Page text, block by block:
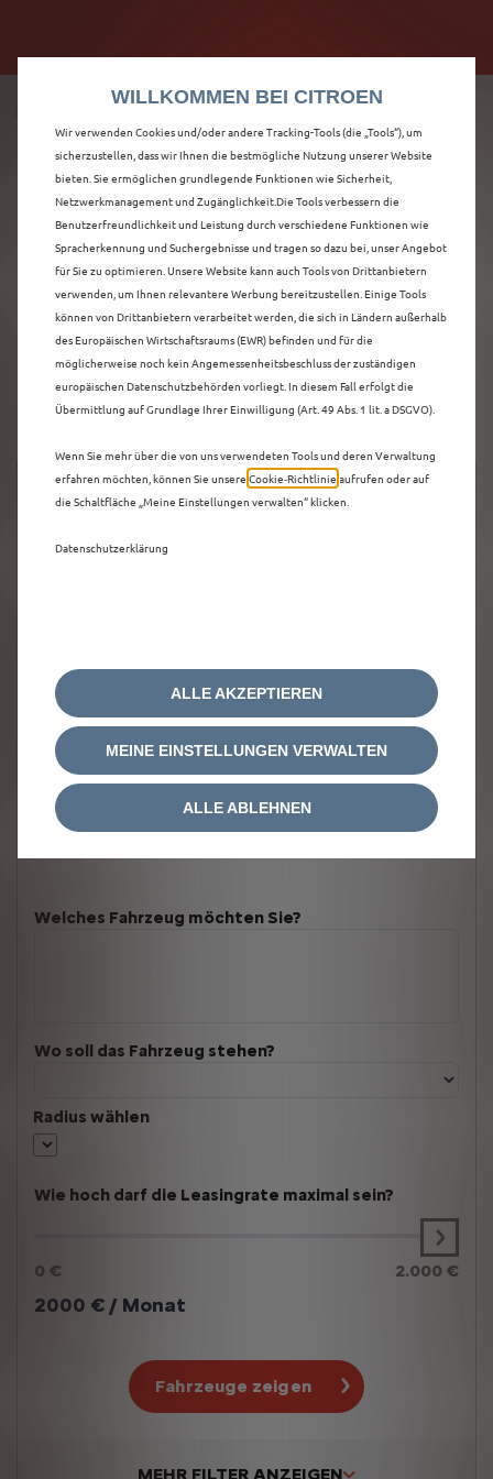
ENTDECKEN SIE ALLE
Ë-C4 X
VORFÜHRWAGEN IN
KASSEL
Welches Fahrzeug möchten Sie?
Wo soll das Fahrzeug stehen?
Radius wählen
Wie hoch darf die Leasingrate maximal sein?
0 € 2.000 €
2000 € / Monat
Fahrzeuge zeigen
MEHR FILTER ANZEIGEN
WILLKOMMEN BEI CITROEN
Wir verwenden Cookies und/oder andere Tracking-Tools (die „Tools“), um
sicherzustellen, dass wir Ihnen die bestmögliche Nutzung unserer Website
bieten. Sie ermöglichen grundlegende Funktionen wie Sicherheit,
Netzwerkmanagement und Zugänglichkeit.Die Tools verbessern die
Benutzerfreundlichkeit und Leistung durch verschiedene Funktionen wie
Spracherkennung und Suchergebnisse und tragen so dazu bei, unser Angebot
für Sie zu optimieren. Unsere Website kann auch Tools von Drittanbietern
verwenden, um Ihnen relevantere Werbung bereitzustellen. Einige Tools
können von Drittanbietern verarbeitet werden, die sich in Ländern außerhalb
des Europäischen Wirtschaftsraums (EWR) befinden und für die
möglicherweise noch kein Angemessenheitsbeschluss der zuständigen
europäischen Datenschutzbehörden vorliegt. In diesem Fall erfolgt die
Übermittlung auf Grundlage Ihrer Einwilligung (Art. 49 Abs. 1 lit. a DSGVO).
Wenn Sie mehr über die von uns verwendeten Tools und deren Verwaltung
erfahren möchten, können Sie unsere Cookie‑Richtlinie aufrufen oder auf
die Schaltfläche „Meine Einstellungen verwalten“ klicken.
Datenschutzerklärung
MEINE EINSTELLUNGEN VERWALTEN
ALLE AKZEPTIEREN
ALLE ABLEHNEN